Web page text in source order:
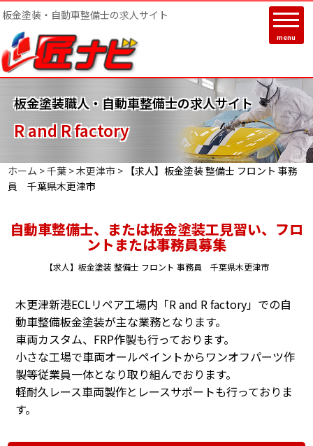
板金塗装・自動車整備士の求人サイト
menu
板金塗装職人・自動車整備士の求人サイト
R and R factory
ホーム >千葉 >木更津市 > 【求人】板金塗装 整備士 フロント 事務
員 千葉県木更津市
自動車整備士、または板金塗装工見習い、フロ
ントまたは事務員募集
【求人】板金塗装 整備士 フロント 事務員 千葉県木更津市
木更津新港ECLリペア工場内「R and R factory」での自
動車整備板金塗装が主な業務となります。
車両カスタム、FRP作製も行っております。
小さな工場で車両オールペイントからワンオフパーツ作
製等従業員一体となり取り組んでおります。
軽耐久レース車両製作とレースサポートも行っておりま
す。